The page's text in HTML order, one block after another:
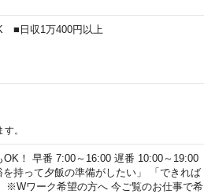
■日収1万400円以上
。
！ 早番 7:00～16:00 遅番 10:00～19:00
持って夕飯の準備がしたい」 「できれば
※Wワーク希望の方へ 今ご覧のお仕事で希